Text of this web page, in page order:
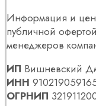
Информация и
публичной
менеджеров
ИП Вишневский
ИНН
ОГРНИП